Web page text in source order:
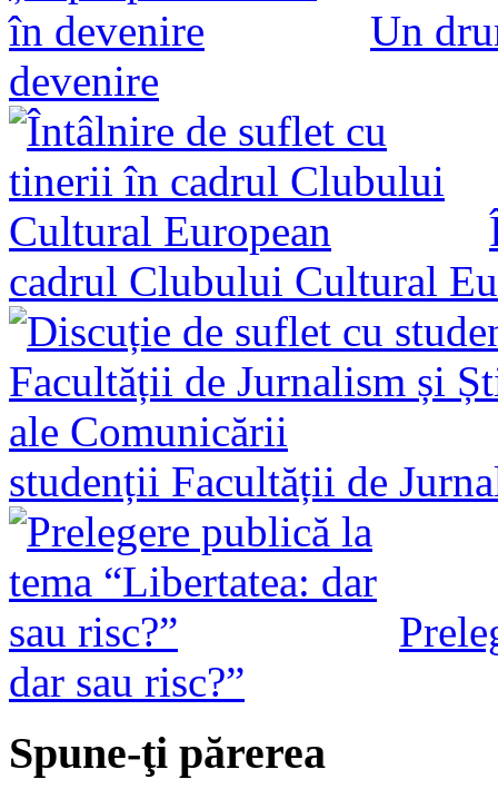
Un
devenire
cadrul Clubului Cultural
studenții Facultății de
dar sau risc?”
Spune-ţi părerea